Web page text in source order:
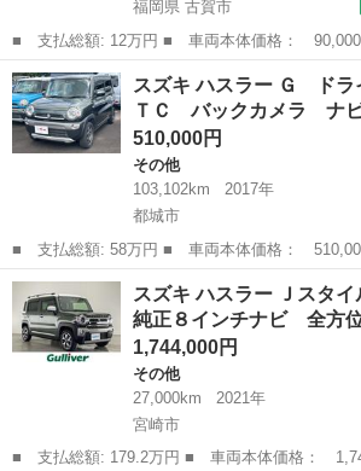
福岡県 古賀市
■ 支払総額: 12万円 ■ 車両本体価格： 90,000 円 ■ メーカー
名： スズキ ■ 車種名： パレット ■ グレ
スライド・ドア／スマートキー／プッシュスター
／盗難防止／ＥＴＣ...
福岡 古賀市 パレット
スズキ ハスラー Ｇ ド
ＴＣ バックカメラ
510,000円
その他
103,102km
2017年
都城市
■ 支払総額: 58万円 ■ 車両本体価格： 510,000 円 ■ メーカー
名： スズキ ■ 車種名： ハスラー ■ グレ
ブレコーダー ＥＴＣ バックカメラ ナビ Ｔ
ステム オートラ...
宮崎 都城市 その他
スズキ ハスラー Ｊスタ
純正８インチナビ 全方
1,744,000円
その他
27,000km
2021年
宮崎市
■ 支払総額: 179.2万円 ■ 車両本体価格： 1,744,000 円 ■ メーカ